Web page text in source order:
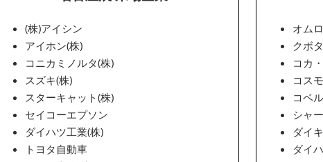
(株)アイシン
アイホン(株)
コニカミノルタ(株)
スズキ(株)
スターキャット(株)
セイコーエプソン
ダイハツ工業(株)
トヨタ自動車
オム
クボタ
コカ
コス
コベ
シャ
ダイ
ダイ